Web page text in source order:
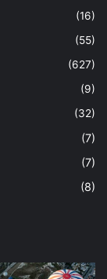
(16)
(55)
(627)
(9)
(32)
(7)
(7)
(8)